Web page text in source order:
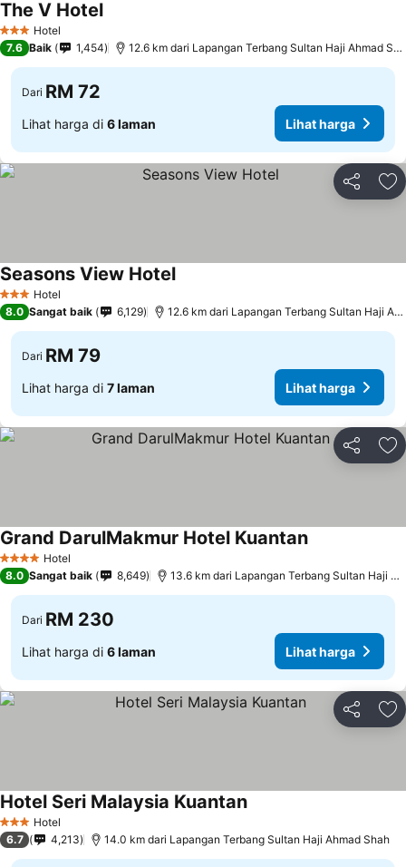
3 BintangHotel
The V Hotel
7.6 Baik 1,454 12.6 km dari Lapangan Terbang Sultan Haji Ahmad Shah
Dari RM 72
Lihat harga di 6 laman Lihat harga
Kongsi
3 BintangHotel
Seasons View Hotel
8.0 Sangat baik 6,129 12.6 km dari Lapangan Terbang Sultan Haji Ahmad Shah
Dari RM 79
Lihat harga di 7 laman Lihat harga
Kongsi
4 BintangHotel
Grand DarulMakmur Hotel Kuantan
8.0 Sangat baik 8,649 13.6 km dari Lapangan Terbang Sultan Haji Ahmad Shah
Dari RM 230
Lihat harga di 6 laman Lihat harga
Kongsi
3 BintangHotel
Hotel Seri Malaysia Kuantan
6.7 4,213 14.0 km dari Lapangan Terbang Sultan Haji Ahmad Shah